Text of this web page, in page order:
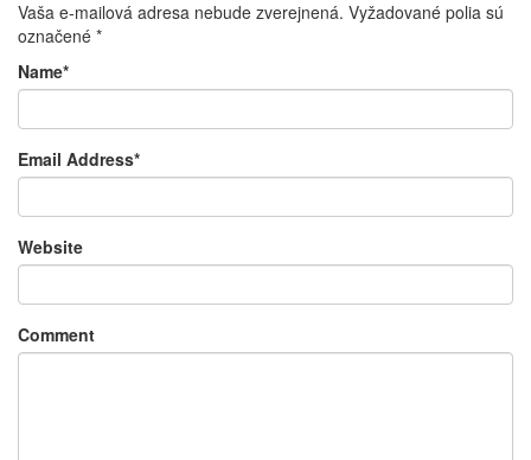
Vaša e-mailová adresa nebude zverejnená. Vyžadované polia sú
označené *
Name*
Email Address*
Website
Comment